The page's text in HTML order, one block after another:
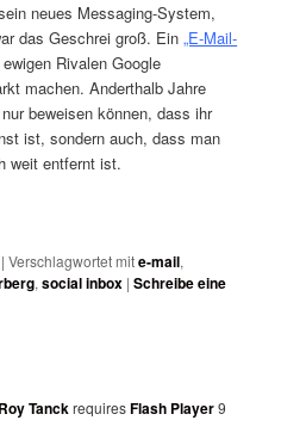
neues Messaging-System,
das Geschrei groß. Ein„E-Mail-
Rivalen Google
machen. Anderthalb Jahre
beweisen können, dass ihr
ist, sondern auch, dass man
weit entfernt ist.
|Verschlagwortet mite-mail,
,social inbox |Schreibe eine
Roy TanckrequiresFlash Player9